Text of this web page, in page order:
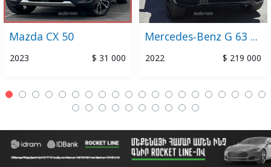
Mazda CX 50
2023 $ 31 000
Mercedes-Benz G 63 AMG
2022 $ 219 000